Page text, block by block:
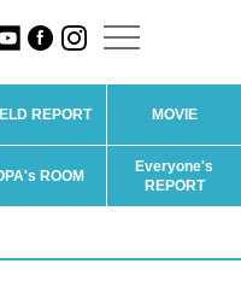
REPORT MOVIE
ROOM
Everyone's
REPORT